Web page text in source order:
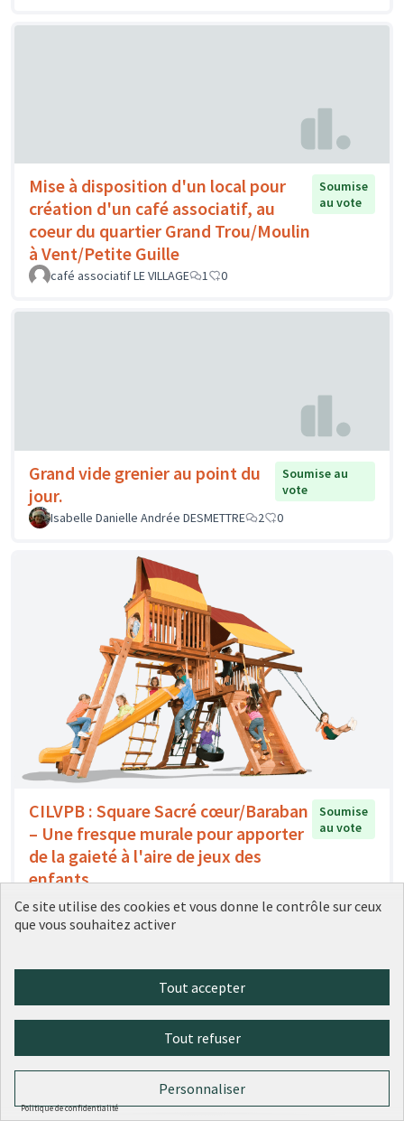
Mise à disposition d'un local pour
création d'un café associatif, au
coeur du quartier Grand Trou/Moulin
à Vent/Petite Guille
Soumise
au vote
café associatif LE VILLAGE 1 0
Grand vide grenier au point du
jour.
Soumise au
vote
Isabelle Danielle Andrée DESMETTRE
2 0
CILVPB : Square Sacré cœur/Baraban
– Une fresque murale pour apporter
de la gaieté à l'aire de jeux des
enfants
Soumise
au vote
CIL Villette Paul Bert Lyon 03 0 0
Aire de jeux adaptée aux jeunes
Ce site utilise des cookies et vous donne le contrôle sur ceux
que vous souhaitez activer
Tout accepter
Tout refuser
Personnaliser
Politique de confidentialité